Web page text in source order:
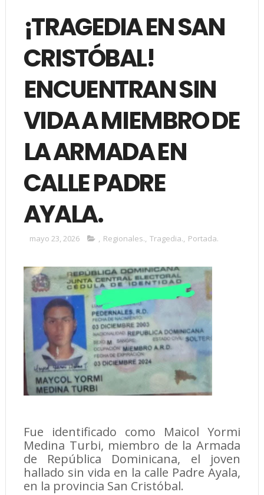
¡TRAGEDIA EN SAN
CRISTÓBAL!
ENCUENTRAN SIN
VIDA A MIEMBRO DE
LA ARMADA EN
CALLE PADRE
AYALA.
mayo 23, 2026 , Regionales., Tragedia., Portada.
Fue identificado como Maicol Yormi
Medina Turbi, miembro de la Armada
de República Dominicana, el joven
hallado sin vida en la calle Padre Ayala,
en la provincia San Cristóbal.